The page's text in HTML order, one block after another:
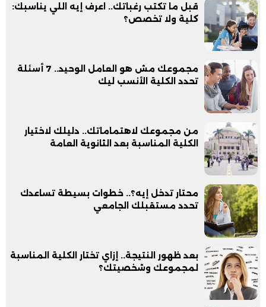
قبل ما تكتب رغباتك.. اعرف إيه اللي يناسبك:
كلية ولا تخصص؟
مجموعك مش هو العامل الوحيد.. 7 أسئلة
تحدد الكلية الأنسب ليك
من مجموعك لاهتماماتك.. دليلك لاختيار
الكلية المناسبة بعد الثانوية العامة
محتار تدخل إيه؟.. خطوات بسيطة تساعدك
تحدد مستقبلك الجامعي
بعد ظهور النتيجة.. إزاي تختار الكلية المناسبة
لمجموعك وشخصيتك؟